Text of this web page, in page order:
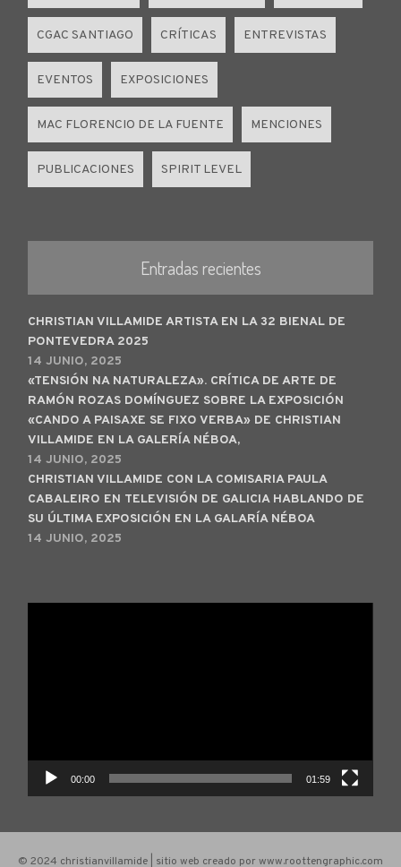
CGAC SANTIAGO CRÍTICAS ENTREVISTAS
EVENTOS EXPOSICIONES
MAC FLORENCIO DE LA FUENTE MENCIONES
PUBLICACIONES SPIRIT LEVEL
Entradas recientes
CHRISTIAN VILLAMIDE ARTISTA EN LA 32 BIENAL DE
PONTEVEDRA 2025
14 JUNIO, 2025
«TENSIÓN NA NATURALEZA». CRÍTICA DE ARTE DE
RAMÓN ROZAS DOMÍNGUEZ SOBRE LA EXPOSICIÓN
«CANDO A PAISAXE SE FIXO VERBA» DE CHRISTIAN
VILLAMIDE EN LA GALERÍA NÉBOA,
14 JUNIO, 2025
CHRISTIAN VILLAMIDE CON LA COMISARIA PAULA
CABALEIRO EN TELEVISIÓN DE GALICIA HABLANDO DE
SU ÚLTIMA EXPOSICIÓN EN LA GALARÍA NÉBOA
14 JUNIO, 2025
00:00 01:59
© 2024 christianvillamide | sitio web creado por www.roottengraphic.com